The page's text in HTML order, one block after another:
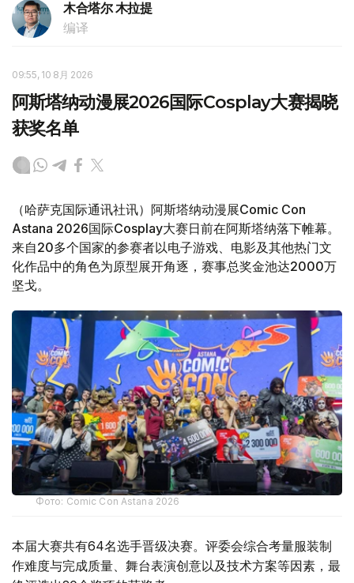
木合塔尔 木拉提
编译
09:55, 10 8月 2026
阿斯塔纳动漫展2026国际Cosplay大赛揭晓
获奖名单
（哈萨克国际通讯社讯）阿斯塔纳动漫展Comic Con
Astana 2026国际Cosplay大赛日前在阿斯塔纳落下帷幕。
来自20多个国家的参赛者以电子游戏、电影及其他热门文
化作品中的角色为原型展开角逐，赛事总奖金池达2000万
坚戈。
Фото: Comic Con Astana 2026
本届大赛共有64名选手晋级决赛。评委会综合考量服装制
作难度与完成质量、舞台表演创意以及技术方案等因素，最